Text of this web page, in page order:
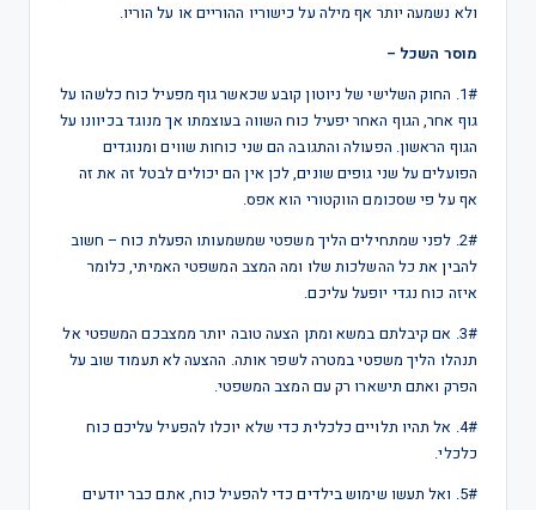
ולא נשמעה יותר אף מילה על כישוריו ההוריים או על הוריו.
מוסר השכל –
1#. החוק השלישי של ניוטון קובע שכאשר גוף מפעיל כוח כלשהו על
גוף אחר, הגוף האחר יפעיל כוח השווה בעוצמתו אך מנוגד בכיוונו על
הגוף הראשון. הפעולה והתגובה הם שני כוחות שווים ומנוגדים
הפועלים על שני גופים שונים, לכן אין הם יכולים לבטל זה את זה
אף על פי שסכומם הווקטורי הוא אפס.
2#. לפני שמתחילים הליך משפטי שמשמעותו הפעלת כוח – חשוב
להבין את כל ההשלכות שלו ומה המצב המשפטי האמיתי, כלומר
איזה כוח נגדי יופעל עליכם.
3#. אם קיבלתם במשא ומתן הצעה טובה יותר ממצבכם המשפטי אל
תנהלו הליך משפטי במטרה לשפר אותה. ההצעה לא תעמוד שוב על
הפרק ואתם תישארו רק עם המצב המשפטי.
4#. אל תהיו תלויים כלכלית כדי שלא יוכלו להפעיל עליכם כוח
כלכלי.
5#. ואל תעשו שימוש בילדים כדי להפעיל כוח, אתם כבר יודעים